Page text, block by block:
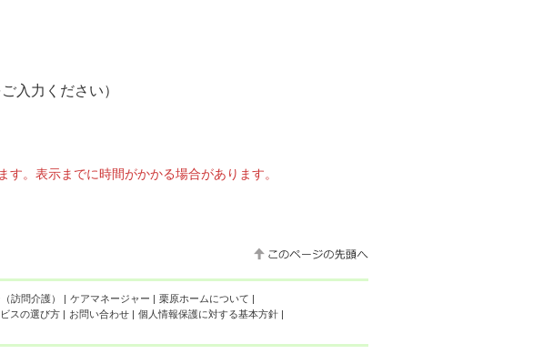
入力ください）
。表示までに時間がかかる場合があります。
訪問介護） | ケアマネージャー | 栗原ホームについて |
スの選び方 | お問い合わせ | 個人情報保護に対する基本方針 |